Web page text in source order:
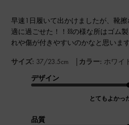
早速1日履いて出かけましたが、靴
適に過ごせた！！⛓️の様な所はゴム
れや傷が付きやすいのかなと思いま
サイズ: 37/23.5cm | カラー: ホワイ
デザイン
とてもよかっ
品質